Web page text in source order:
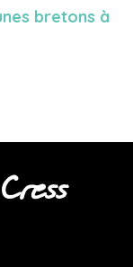
bretons à